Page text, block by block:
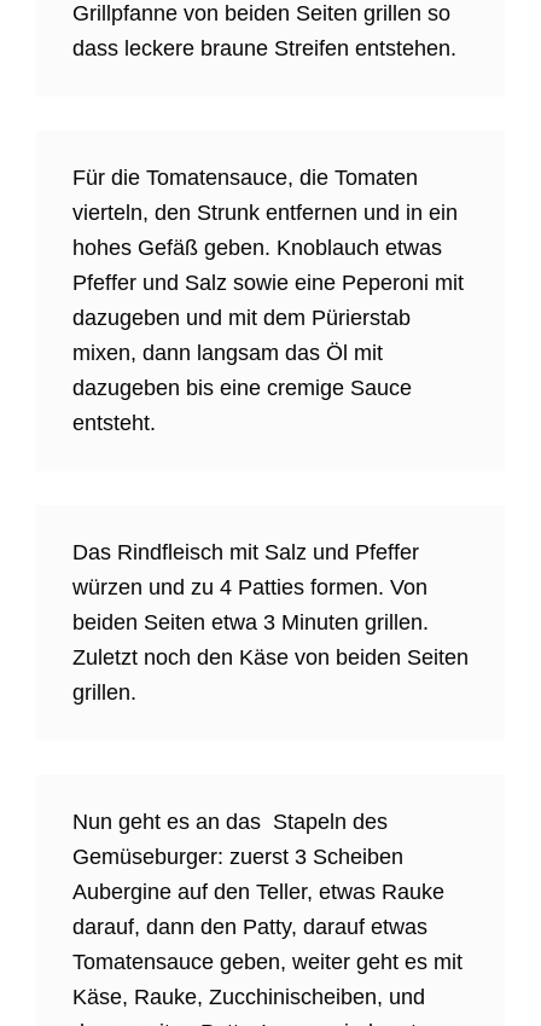
Grillpfanne von beiden Seiten grillen so
dass leckere braune Streifen entstehen.
Für die Tomatensauce, die Tomaten
vierteln, den Strunk entfernen und in ein
hohes Gefäß geben. Knoblauch etwas
Pfeffer und Salz sowie eine Peperoni mit
dazugeben und mit dem Pürierstab
mixen, dann langsam das Öl mit
dazugeben bis eine cremige Sauce
entsteht.
Das Rindfleisch mit Salz und Pfeffer
würzen und zu 4 Patties formen. Von
beiden Seiten etwa 3 Minuten grillen.
Zuletzt noch den Käse von beiden Seiten
grillen.
Nun geht es an das Stapeln des
Gemüseburger: zuerst 3 Scheiben
Aubergine auf den Teller, etwas Rauke
darauf, dann den Patty, darauf etwas
Tomatensauce geben, weiter geht es mit
Käse, Rauke, Zucchinischeiben, und